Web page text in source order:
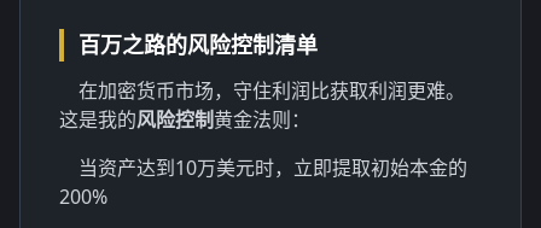
百万之路的风险控制清单
在加密货币市场，守住利润比获取利润更难。
这是我的风险控制黄金法则：
当资产达到10万美元时，立即提取初始本金的
200%